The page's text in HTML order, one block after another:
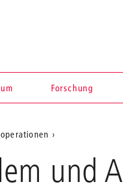
Forschung
und